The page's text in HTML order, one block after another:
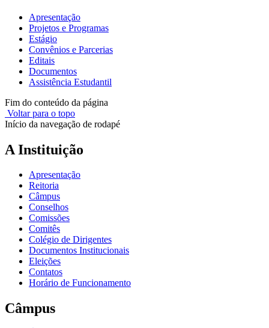
Apresentação
Projetos e Programas
Estágio
Convênios e Parcerias
Editais
Documentos
Assistência Estudantil
Fim do conteúdo da página
Voltar para o topo
Início da navegação de rodapé
A Instituição
Apresentação
Reitoria
Câmpus
Conselhos
Comissões
Comitês
Colégio de Dirigentes
Documentos Institucionais
Eleições
Contatos
Horário de Funcionamento
Câmpus